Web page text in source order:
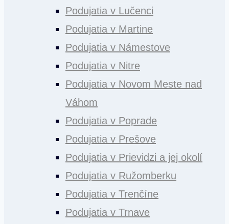
Podujatia v Lučenci
Podujatia v Martine
Podujatia v Námestove
Podujatia v Nitre
Podujatia v Novom Meste nad
Váhom
Podujatia v Poprade
Podujatia v Prešove
Podujatia v Prievidzi a jej okolí
Podujatia v Ružomberku
Podujatia v Trenčíne
Podujatia v Trnave